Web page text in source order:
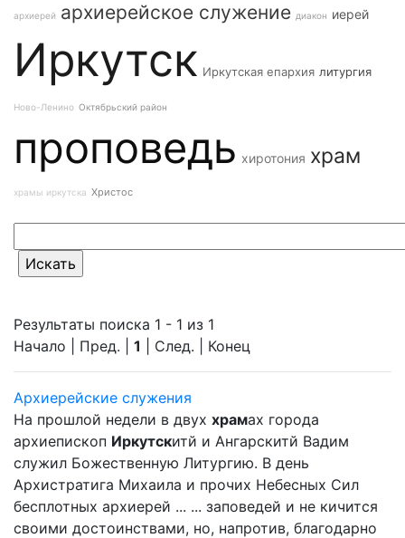
архиерей архиерейское служение диакон иерей
Иркутск Иркутская епархия литургия
Ново-Ленино Октябрьский район
проповедь хиротония храм
храмы иркутска Христос
Результаты поиска 1 - 1 из 1
Начало | Пред. | 1 | След. | Конец
Архиерейские служения
На прошлой недели в двух храмах города
архиепископ Иркутскитй и Ангарскитй Вадим
служил Божественную Литургию. В день
Архистратига Михаила и прочих Небесных Сил
бесплотных архиерей ... ... заповедей и не кичится
своими достоинствами, но, напротив, благодарно